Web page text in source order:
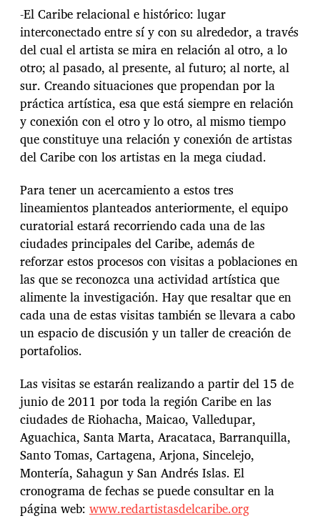
-El Caribe relacional e histórico: lugar
interconectado entre sí y con su alrededor, a través
del cual el artista se mira en relación al otro, a lo
otro; al pasado, al presente, al futuro; al norte, al
sur. Creando situaciones que propendan por la
práctica artística, esa que está siempre en relación
y conexión con el otro y lo otro, al mismo tiempo
que constituye una relación y conexión de artistas
del Caribe con los artistas en la mega ciudad.
Para tener un acercamiento a estos tres
lineamientos planteados anteriormente, el equipo
curatorial estará recorriendo cada una de las
ciudades principales del Caribe, además de
reforzar estos procesos con visitas a poblaciones en
las que se reconozca una actividad artística que
alimente la investigación. Hay que resaltar que en
cada una de estas visitas también se llevara a cabo
un espacio de discusión y un taller de creación de
portafolios.
Las visitas se estarán realizando a partir del 15 de
junio de 2011 por toda la región Caribe en las
ciudades de Riohacha, Maicao, Valledupar,
Aguachica, Santa Marta, Aracataca, Barranquilla,
Santo Tomas, Cartagena, Arjona, Sincelejo,
Montería, Sahagun y San Andrés Islas. El
cronograma de fechas se puede consultar en la
página web: www.redartistasdelcaribe.org